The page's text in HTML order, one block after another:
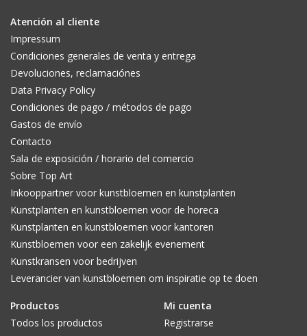
Atención al cliente
Impressum
Condiciones generales de venta y entrega
Devoluciones, reclamaciónes
Data Privacy Policy
Condiciones de pago / métodos de pago
Gastos de envío
Contacto
Sala de exposición / horario del comercio
Sobre Top Art
Inkooppartner voor kunstbloemen en kunstplanten
Kunstplanten en kunstbloemen voor de horeca
Kunstplanten en kunstbloemen voor kantoren
Kunstbloemen voor een zakelijk evenement
Kunstkransen voor bedrijven
Leverancier van kunstbloemen om inspiratie op te doen
Productos
Todos los productos
Mi cuenta
Registrarse